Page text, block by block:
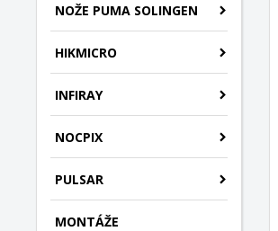
NOŽE PUMA SOLINGEN
HIKMICRO
INFIRAY
NOCPIX
PULSAR
MONTÁŽE